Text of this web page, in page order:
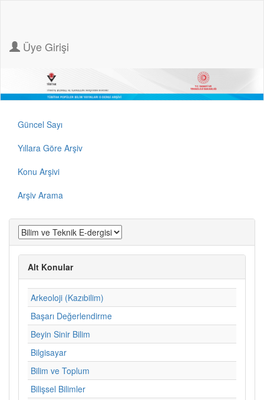
Üye Girişi
Güncel Sayı
Yıllara Göre Arşiv
Konu Arşivi
Arşiv Arama
Alt Konular
Arkeoloji (Kazıbilim)
Başarı Değerlendirme
Beyin Sinir Bilim
Bilgisayar
Bilim ve Toplum
Bilişsel Bilimler